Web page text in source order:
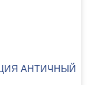
АНТИЧНЫЙ